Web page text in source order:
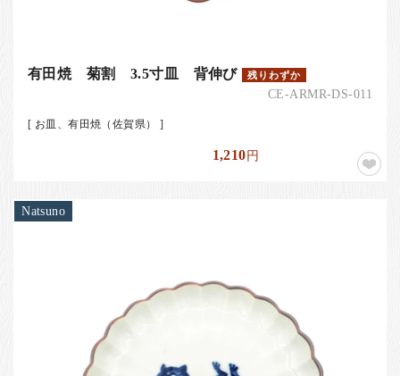
有田焼 菊割 3.5寸皿 背伸び 残りわずか
CE-ARMR-DS-011
[ お皿、有田焼（佐賀県） ]
1,210円
Natsuno